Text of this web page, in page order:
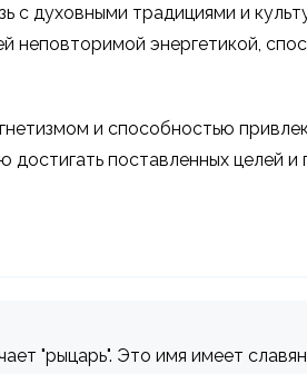
с духовными традициями и
энергетикой,
и способностью
поставленных целей и
"рыцарь". Это имя имеет